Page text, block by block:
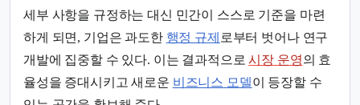
세부 사항을 규정하는 대신 민간이 스스로 기준을 마련
하게 되면, 기업은 과도한 행정 규제 로부터 벗어나 연구
개발에 집중할 수 있다. 이는 결과적으로시장 운영의 효
율성을 증대시키고 새로운 비즈니스 모델이 등장할 수